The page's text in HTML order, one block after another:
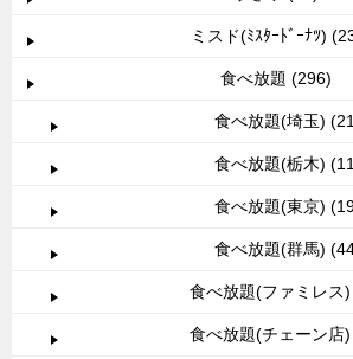
ミスド(ﾐｽﾀｰﾄﾞｰﾅﾂ)
食べ放題 (296)
食べ放題(埼玉)
食べ放題(栃木)
食べ放題(東京)
食べ放題(群馬)
食べ放題(ファミレス
食べ放題(チェーン店